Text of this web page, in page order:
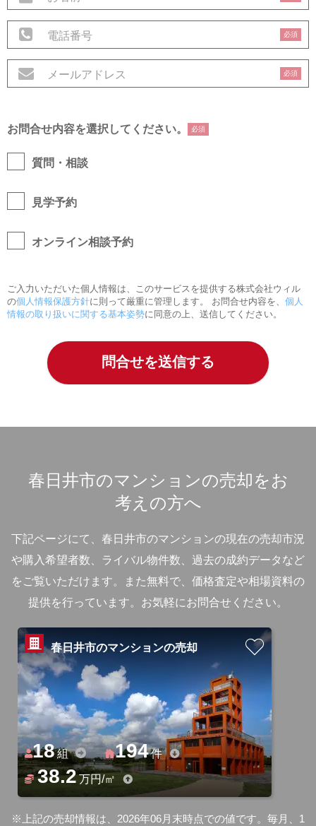
必須
必須
お問合せ内容を選択してください。 必須
質問・相談
見学予約
オンライン相談予約
ご入力いただいた個人情報は、このサービスを提供する株式会社ウィル
の個人情報保護方針に則って厳重に管理します。 お問合せ内容を、 個人
情報の取り扱いに関する基本姿勢に同意の上、送信してください。
春日井市のマンションの売却をお
考えの方へ
下記ページにて、春日井市のマンションの現在の売却市況
や購入希望者数、ライバル物件数、過去の成約データなど
をご覧いただけます。
また無料で、価格査定や相場資料の
提供を行っています。お気軽にお問合せください。
春日井市のマンションの売却
18組 194件
38.2万円/㎡
※上記の売却情報は、2026年06月末時点での値です。毎月、1